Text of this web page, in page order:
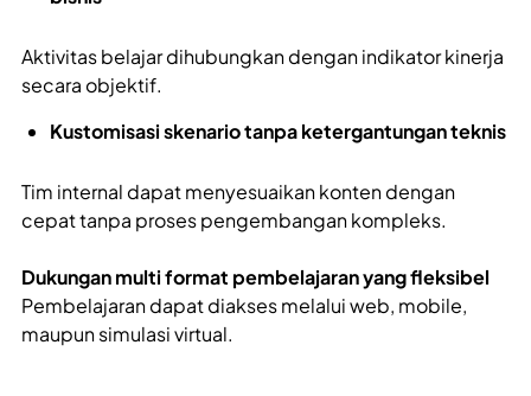
Aktivitas belajar dihubungkan dengan indikator kinerja
secara objektif.
Kustomisasi skenario tanpa ketergantungan teknis
Tim internal dapat menyesuaikan konten dengan
cepat tanpa proses pengembangan kompleks.
Dukungan multi format pembelajaran yang fleksibel
Pembelajaran dapat diakses melalui web, mobile,
maupun simulasi virtual.